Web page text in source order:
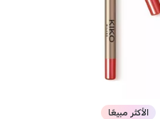
الأكثر مبيعًا